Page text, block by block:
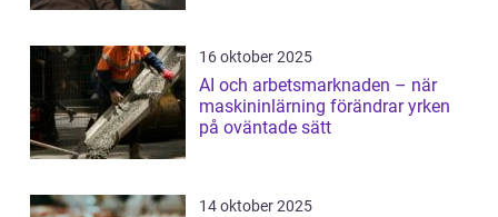
16 oktober 2025
AI och arbetsmarknaden – när
maskininlärning förändrar yrken
på oväntade sätt
14 oktober 2025